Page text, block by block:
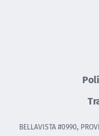
BELLAVISTA #0990,